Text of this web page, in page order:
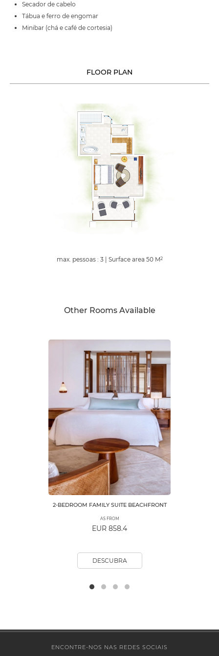
Secador de cabelo
Tábua e ferro de engomar
Minibar (chá e café de cortesia)
FLOOR PLAN
max. pessoas : 3 Surface area 50M2
Other Rooms Available
2-BEDROOM FAMILY SUITE BEACHFRONT
AS FROM
EUR 858.4
DESCUBRA
ENCONTRE-NOS NAS REDES SOCIAIS